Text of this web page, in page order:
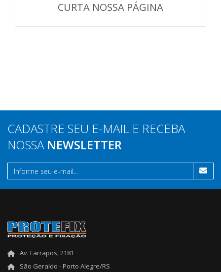
CURTA NOSSA PÁGINA
CADASTRE SEU E-MAIL E RECEBA
NOSSA NEWSLETTER
Av. Farrapos, 2181
São Geraldo - Porto Alegre/RS